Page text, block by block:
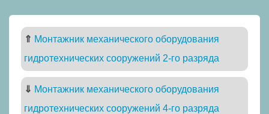
⇑ Монтажник механического оборудования
гидротехнических сооружений 2-го разряда
⇓ Монтажник механического оборудования
гидротехнических сооружений 4-го разряда